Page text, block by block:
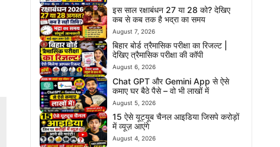
इस साल रक्षाबंधन 27 या 28 को? देखिए
कब से कब तक है भद्रा का समय
August 7, 2026
बिहार बोर्ड त्रैमासिक परीक्षा का रिजल्ट |
देखिए त्रैमासिक परीक्षा की कॉपी
August 6, 2026
Chat GPT और Gemini App से ऐसे
कमाए घर बैठे पैसे – वो भी लाखों में
August 5, 2026
15 ऐसे यूट्यूब चैनल आइडिया जिसपे करोड़ों
में व्यूज़ आएंगे
August 4, 2026